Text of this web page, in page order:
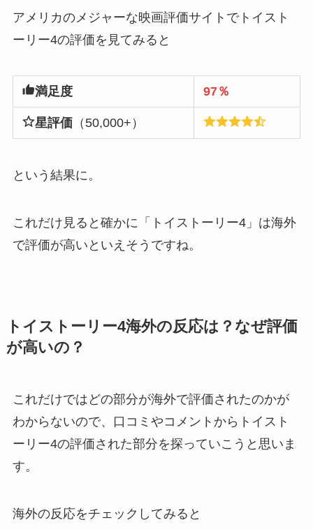
アメリカのメジャーな映画評価サイトでトイスト
ーリー4の評価を見てみると
満足度 97％
星評価 （50,000+）
という結果に。
これだけ見ると確かに「トイストーリー4」は海外
で評価が高いといえそうですね。
トイストーリー4海外の反応は？なぜ評価
が高いの？
これだけではどの部分が海外で評価されたのかが
わからないので、口コミやコメントからトイスト
ーリー4の評価された部分を探っていこうと思いま
す。
海外の反応をチェックしてみると